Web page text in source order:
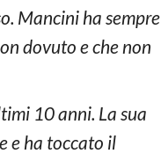
Mancini ha sempre
dovuto e che non
10 anni. La sua
e ha toccato il